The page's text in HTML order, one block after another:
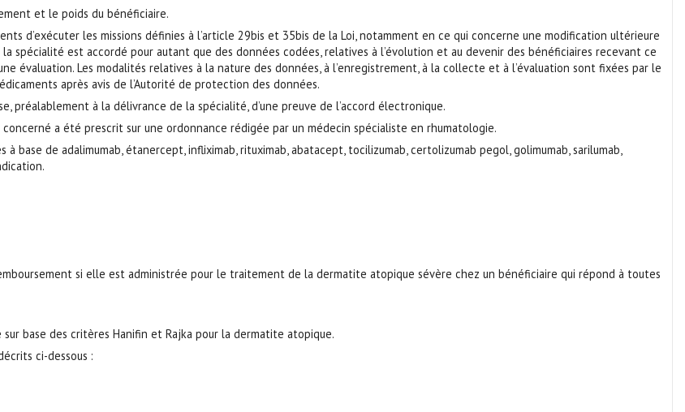
et le poids du bénéficiaire.
d’exécuter les missions définies à l’article 29bis et 35bis de la Loi, notamment en ce qui concerne une modification ultérieure
spécialité est accordé pour autant que des données codées, relatives à l’évolution et au devenir des bénéficiaires recevant ce
évaluation. Les modalités relatives à la nature des données, à l’enregistrement, à la collecte et à l’évaluation sont fixées par le
après avis de l’Autorité de protection des données.
préalablement à la délivrance de la spécialité, d’une preuve de l’accord électronique.
a été prescrit sur une ordonnance rédigée par un médecin spécialiste en rhumatologie.
base de adalimumab, étanercept, infliximab, rituximab, abatacept, tocilizumab, certolizumab pegol, golimumab, sarilumab,
si elle est administrée pour le traitement de la dermatite atopique sévère chez un bénéficiaire qui répond à toutes
base des critères Hanifin et Rajka pour la dermatite atopique.
ci-dessous :